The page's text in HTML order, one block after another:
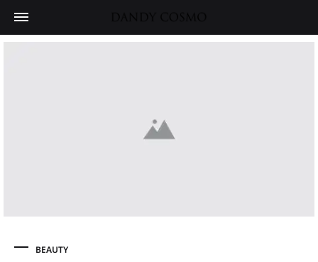
BEAUTY